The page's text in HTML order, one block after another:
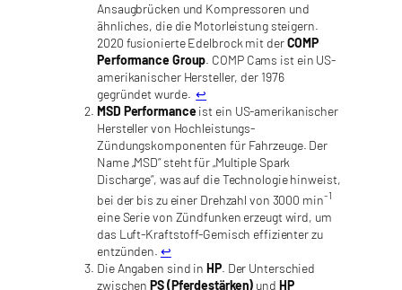
Ansaugbrücken und Kompressoren und
ähnliches, die die Motorleistung steigern.
2020 fusionierte Edelbrock mit derCOMP
Performance Group. COMP Cams ist ein US-
amerikanischer Hersteller, der 1976
gegründet wurde.↩︎
MSD Performanceist ein US-amerikanischer
Hersteller von Hochleistungs-
Zündungskomponenten für Fahrzeuge. Der
Name „MSD“ steht für „Multiple Spark
Discharge“, was auf die Technologie hinweist,
bei der bis zu einer Drehzahl von 3000 min-1
eine Serie von Zündfunken erzeugt wird, um
das Luft-Kraftstoff-Gemisch effizienter zu
entzünden. ↩︎
Die Angaben sind in HP. Der Unterschied
zwischenPS (Pferdestärken) und HP